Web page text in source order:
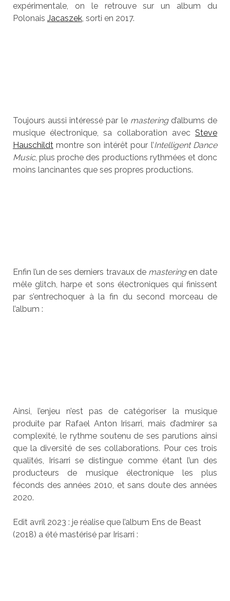
expérimentale, on le retrouve sur un album du
Polonais Jacaszek, sorti en 2017.
Toujours aussi intéressé par le masteringd’albums de
musique électronique, sa collaboration avecSteve
Hauschildtmontre son intérêt pour l’Intelligent Dance
Music, plus proche des productions rythmées et donc
moins lancinantes que ses propres productions.
Enfin l’un de ses derniers travaux de masteringen date
mêle glitch, harpe et sons électroniques qui finissent
par s’entrechoquer à la fin du second morceau de
l’album :
Ainsi, l’enjeu n’est pas de catégoriser la musique
produite par Rafael Anton Irisarri, mais d’admirer sa
complexité, le rythme soutenu de ses parutions ainsi
que la diversité de ses collaborations. Pour ces trois
qualités, Irisarri se distingue comme étant l’un des
producteurs de musique électronique les plus
féconds des années 2010, et sans doute des années
2020.
Edit avril 2023 : je réalise que l’album Ens de Beast
(2018) a été mastérisé par Irisarri :